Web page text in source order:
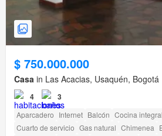
$ 750.000.000
Casa in Las Acacias, Usaquén, Bogotá
4 3
Aparcadero Internet Balcón Cocina integral
Cuarto de servicio Gas natural Chimenea